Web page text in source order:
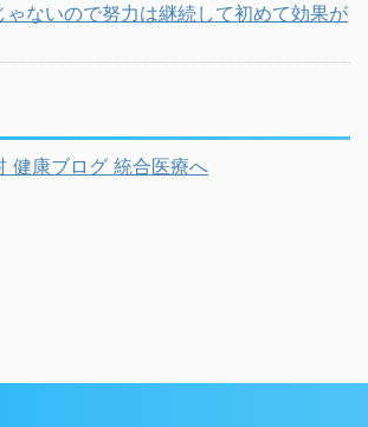
ゃないので努力は継続して初めて効果が